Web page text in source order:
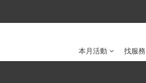
本月活動
找服務